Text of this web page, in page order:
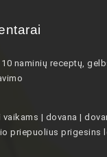
10 naminių receptų,
| dovana |
priepuolius prigesins